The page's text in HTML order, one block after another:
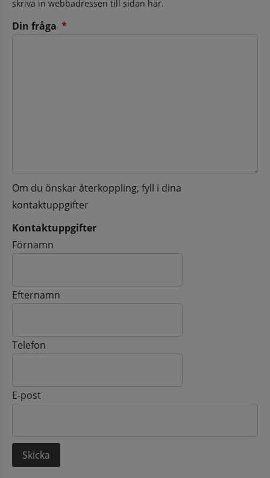
skriva in webbadressen till sidan här.
Din fråga *
Om du önskar återkoppling, fyll i dina
kontaktuppgifter
Kontaktuppgifter
Kontaktuppgifter
Förnamn
Efternamn
Telefon
E-post